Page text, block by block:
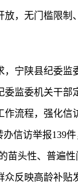
，无门槛限制
宁陕县纪委监
监委机关干部
流程，强化信
信访举报139
苗头性、普遍
众反映高龄补